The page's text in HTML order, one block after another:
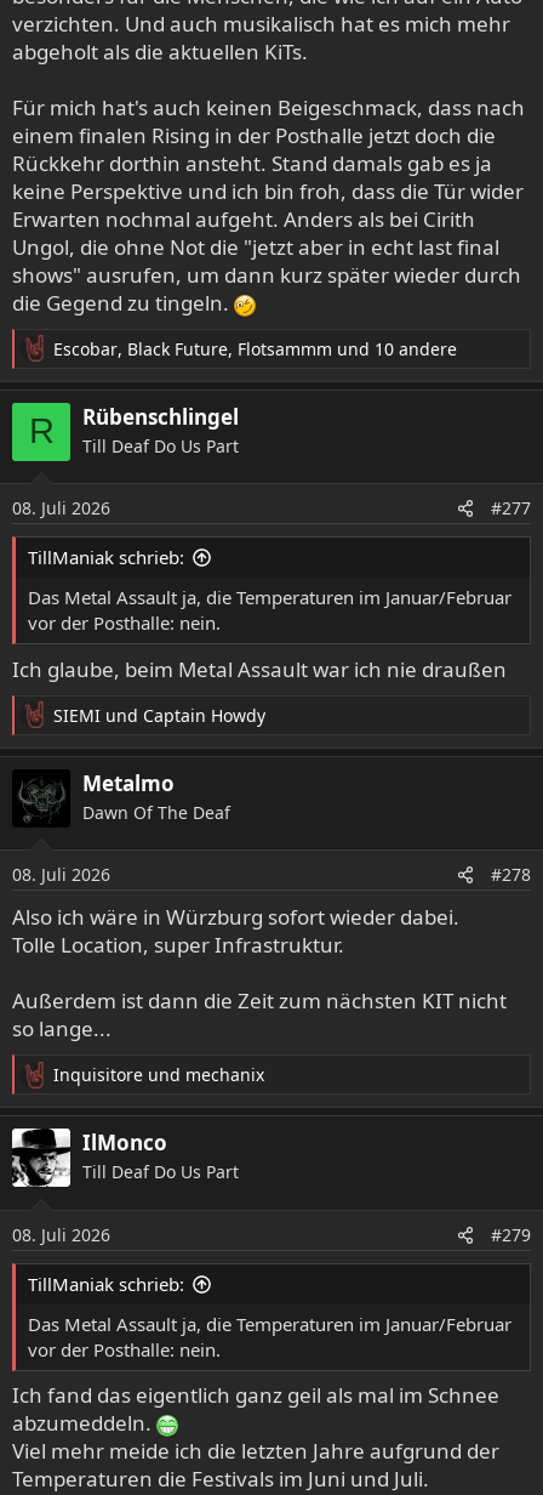
verzichten. Und auch musikalisch hat es mich mehr
abgeholt als die aktuellen KiTs.
Für mich hat's auch keinen Beigeschmack, dass nach
einem finalen Rising in der Posthalle jetzt doch die
Rückkehr dorthin ansteht. Stand damals gab es ja
keine Perspektive und ich bin froh, dass die Tür wider
Erwarten nochmal aufgeht. Anders als bei Cirith
Ungol, die ohne Not die "jetzt aber in echt last final
shows" ausrufen, um dann kurz später wieder durch
die Gegend zu tingeln.
R
e
a
o
n
e
Escobar, Black Future, Flotsammm und 10 andere
R Rübenschlingel
Till Deaf Do Us Part
08. Juli 2026 #277
TillManiak schrieb:
Das Metal Assault ja, die Temperaturen im Januar/Februar
vor der Posthalle: nein.
Ich glaube, beim Metal Assault war ich nie draußen
R
e
a
k
t
o
n
e
n
:
SIEMI und Captain Howdy
Metalmo
Dawn Of The Deaf
08. Juli 2026 #278
Also ich wäre in Würzburg sofort wieder dabei.
Tolle Location, super Infrastruktur.
Außerdem ist dann die Zeit zum nächsten KIT nicht
so lange...
R
e
a
k
t
n
e
Inquisitore und mechanix
IlMonco
Till Deaf Do Us Part
08. Juli 2026 #279
TillManiak schrieb:
Das Metal Assault ja, die Temperaturen im Januar/Februar
vor der Posthalle: nein.
Ich fand das eigentlich ganz geil als mal im Schnee
abzumeddeln.
Viel mehr meide ich die letzten Jahre aufgrund der
Temperaturen die Festivals im Juni und Juli.